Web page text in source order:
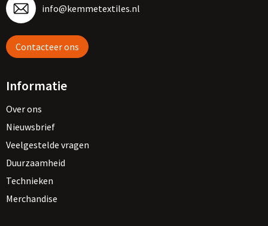
info@kemmetextiles.nl
Contacteer ons
Informatie
Over ons
Nieuwsbrief
Veelgestelde vragen
Duurzaamheid
Technieken
Merchandise